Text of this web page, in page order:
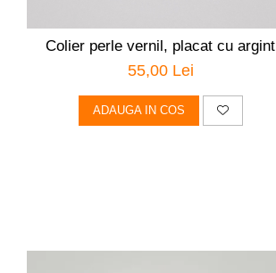
Colier perle vernil, placat cu argint
55,00 Lei
ADAUGA IN COS